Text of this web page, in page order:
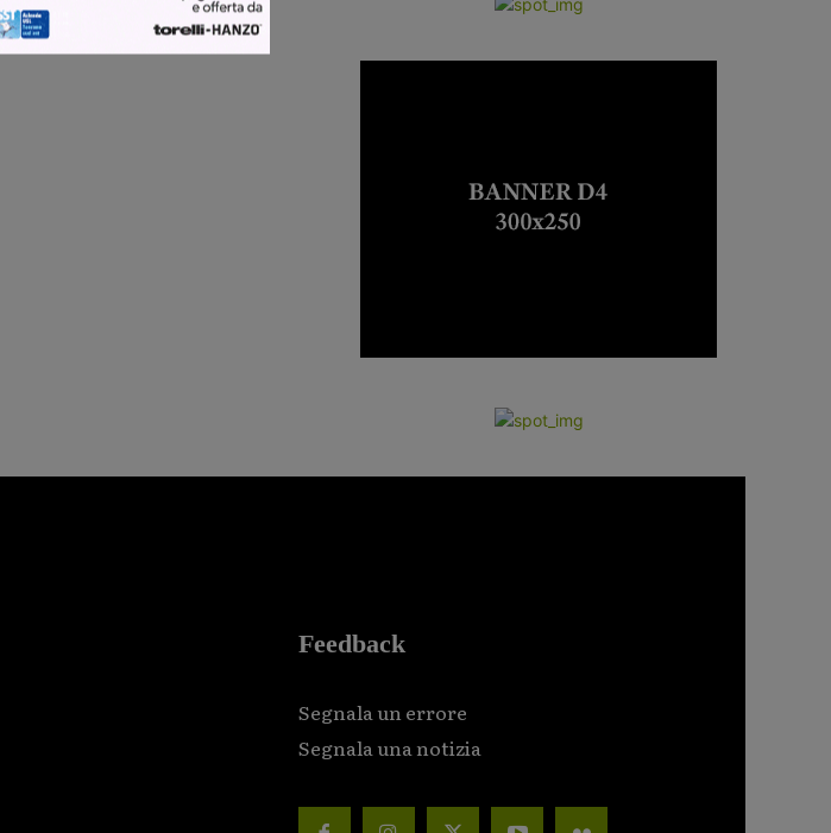
Feedback
Segnala un errore
Segnala una notizia